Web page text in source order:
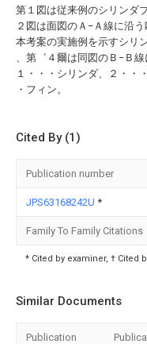
第１図は従来例のシリンダ
２図は面図のＡ−Ａ線に沿
本考案の実施例を示すシリ
、第゛４爾は同図のＢ−Ｂ線
１・・・シリンダ、２・・
・フィン。
Cited By (1)
Publication number
JPS63168242U *
Family To Family Citations
* Cited by examiner, † Cited
Similar Documents
Publication